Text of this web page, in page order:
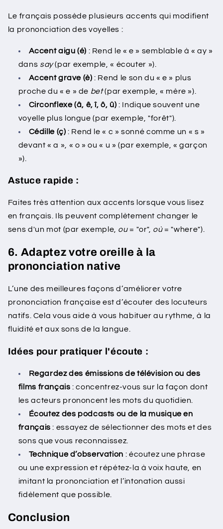
Le français possède plusieurs accents qui modifient
la prononciation des voyelles :
Accent aigu (é) : Rend le « e » semblable à « ay »
dans say(par exemple, « écouter »).
Accent grave (è) : Rend le son du « e » plus
proche du « e » de bet(par exemple, « mère »).
Circonflexe (â, ê, î, ô, û) : Indique souvent une
voyelle plus longue (par exemple, "forêt").
Cédille (ç) : Rend le « c » sonné comme un « s »
devant « a », « o » ou « u » (par exemple, « garçon
»).
Astuce rapide :
Faites très attention aux accents lorsque vous lisez
en français. Ils peuvent complètement changer le
sens d'un mot (par exemple, ou= "or", où= "where").
6. Adaptez votre oreille à la
prononciation native
L’une des meilleures façons d’améliorer votre
prononciation française est d’écouter des locuteurs
natifs. Cela vous aide à vous habituer au rythme, à la
fluidité et aux sons de la langue.
Idées pour pratiquer l'écoute :
Regardez des émissions de télévision ou des
films français : concentrez-vous sur la façon dont
les acteurs prononcent les mots du quotidien.
Écoutez des podcasts ou de la musique en
français : essayez de sélectionner des mots et des
sons que vous reconnaissez.
Technique d’observation : écoutez une phrase
ou une expression et répétez-la à voix haute, en
imitant la prononciation et l’intonation aussi
fidèlement que possible.
Conclusion